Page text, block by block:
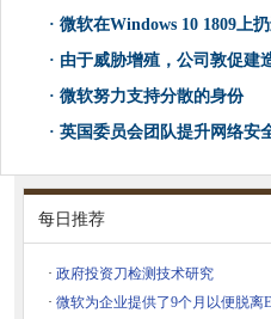
· 微软在Windows 10 1809上
· 由于威胁增殖，公司敦促建
· 微软努力支持分散的身份
· 英国委员会团队提升网络安
每日推荐
· 政府投资刀检测技术研究
· 微软为企业提供了9个月以便脱离